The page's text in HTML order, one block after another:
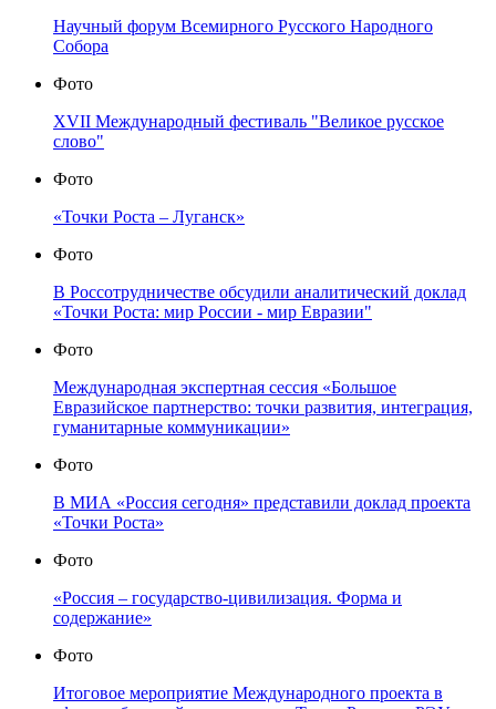
Научный форум Всемирного Русского Народного
Собора
Фото
XVII Международный фестиваль "Великое русское
слово"
Фото
«Точки Роста – Луганск»
Фото
В Россотрудничестве обсудили аналитический доклад
«Точки Роста: мир России - мир Евразии"
Фото
Международная экспертная сессия «Большое
Евразийское партнерство: точки развития, интеграция,
гуманитарные коммуникации»
Фото
В МИА «Россия сегодня» представили доклад проекта
«Точки Роста»
Фото
«Россия – государство-цивилизация. Форма и
содержание»
Фото
Итоговое мероприятие Международного проекта в